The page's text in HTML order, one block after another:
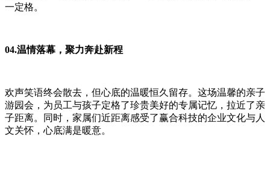
一定格。
04.温情落幕，聚力奔赴新程
欢声笑语终会散去，但心底的温暖恒久留存。这场温馨的亲子
游园会，为员工与孩子定格了珍贵美好的专属记忆，拉近了亲
子距离。同时，家属们近距离感受了赢合科技的企业文化与人
文关怀，心底满是暖意。